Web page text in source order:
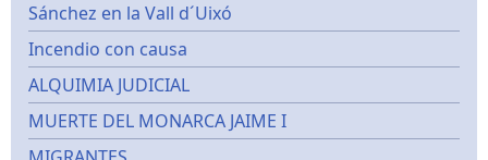
Sánchez en la Vall d´Uixó
Incendio con causa
ALQUIMIA JUDICIAL
MUERTE DEL MONARCA JAIME I